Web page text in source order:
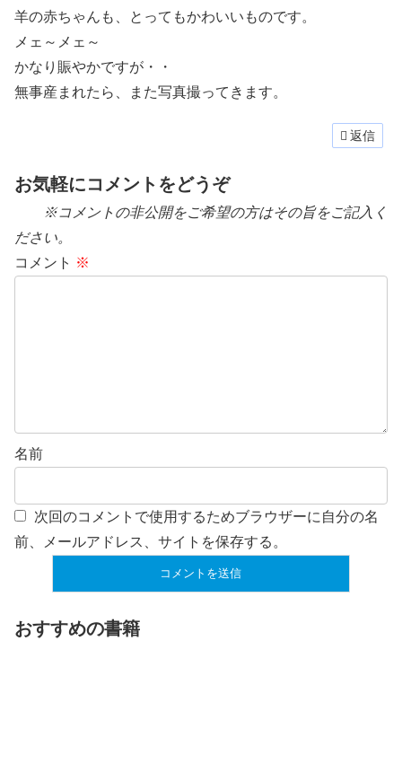
羊の赤ちゃんも、とってもかわいいものです。
メェ～メェ～
かなり賑やかですが・・
無事産まれたら、また写真撮ってきます。
返信
お気軽にコメントをどうぞ
※コメントの非公開をご希望の方はその旨をご記入く
ださい。
コメント ※
名前
次回のコメントで使用するためブラウザーに自分の名
前、メールアドレス、サイトを保存する。
おすすめの書籍